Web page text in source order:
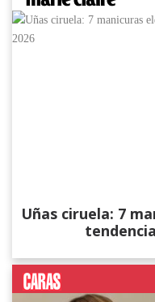
Uñas ciruela: 7